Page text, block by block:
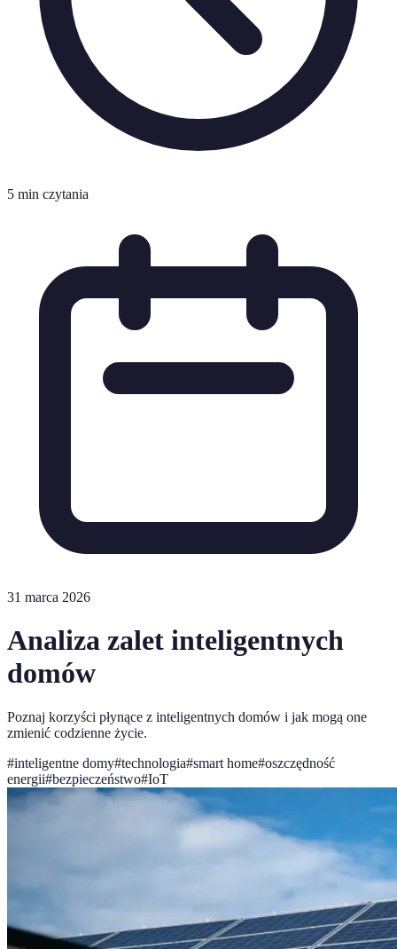
5 min czytania
31 marca 2026
Analiza zalet inteligentnych
domów
Poznaj korzyści płynące z inteligentnych domów i jak mogą one
zmienić codzienne życie.
#inteligentne domy#technologia#smart home#oszczędność
energii#bezpieczeństwo#IoT